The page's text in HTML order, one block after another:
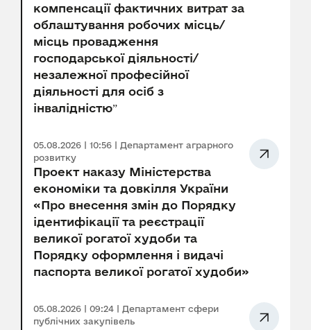
компенсації фактичних витрат за
облаштування робочих місць/
місць провадження
господарської діяльності/
незалежної професійної
діяльності для осіб з
інвалідністюˮ
05.08.2026 | 10:56 | Департамент аграрного
розвитку
Проект наказу Міністерства
економіки та довкілля України
«Про внесення змін до Порядку
ідентифікації та реєстрації
великої рогатої худоби та
Порядку оформлення і видачі
паспорта великої рогатої худоби»
05.08.2026 | 09:24 | Департамент сфери
публічних закупівель